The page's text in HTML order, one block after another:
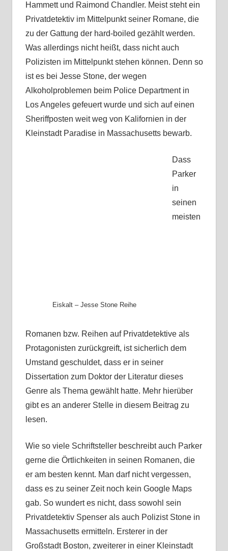
Hammett und Raimond Chandler. Meist steht ein
Privatdetektiv im Mittelpunkt seiner Romane, die
zu der Gattung der hard-boiled gezählt werden.
Was allerdings nicht heißt, dass nicht auch
Polizisten im Mittelpunkt stehen können. Denn so
ist es bei Jesse Stone, der wegen
Alkoholproblemen beim Police Department in
Los Angeles gefeuert wurde und sich auf einen
Sheriffposten weit weg von Kalifornien in der
Kleinstadt Paradise in Massachusetts bewarb.
Eiskalt – Jesse Stone Reihe
Dass
Parker
in
seinen
meisten
Romanen bzw. Reihen auf Privatdetektive als
Protagonisten zurückgreift, ist sicherlich dem
Umstand geschuldet, dass er in seiner
Dissertation zum Doktor der Literatur dieses
Genre als Thema gewählt hatte. Mehr hierüber
gibt es an anderer Stelle in diesem Beitrag zu
lesen.
Wie so viele Schriftsteller beschreibt auch Parker
gerne die Örtlichkeiten in seinen Romanen, die
er am besten kennt. Man darf nicht vergessen,
dass es zu seiner Zeit noch kein Google Maps
gab. So wundert es nicht, dass sowohl sein
Privatdetektiv Spenser als auch Polizist Stone in
Massachusetts ermitteln. Ersterer in der
Großstadt Boston, zweiterer in einer Kleinstadt